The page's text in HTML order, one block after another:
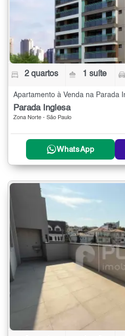
2 quartos 1 suíte
Apartamento à Venda na Parada
Parada Inglesa
Zona Norte - São Paulo
WhatsApp